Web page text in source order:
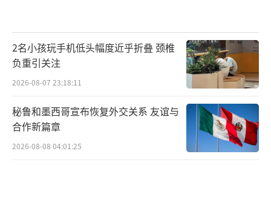
2名小孩玩手机低头幅度近乎折叠 颈椎
负重引关注
2026-08-07 23:18:11
秘鲁和墨西哥宣布恢复外交关系 友谊与
合作新篇章
2026-08-08 04:01:25